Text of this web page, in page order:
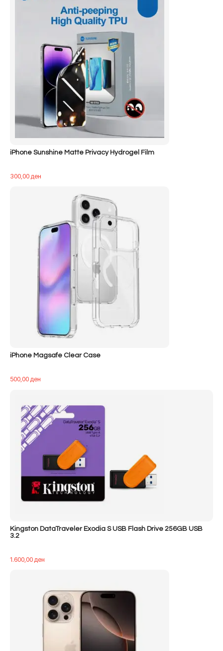
iPhone Sunshine Matte Privacy Hydrogel Film
300,00ден
iPhone Magsafe Clear Case
500,00ден
Kingston DataTraveler Exodia S USB Flash Drive 256GB USB
3.2
1.600,00ден